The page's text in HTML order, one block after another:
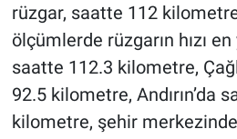
rüzgar, saatte 112 kilometre
ölçümlerde rüzgarın hızı
saatte 112.3 kilometre,
92.5 kilometre, Andırın’da
kilometre, şehir